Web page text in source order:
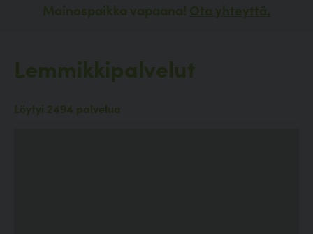
Mainospaikka vapaana! Ota yhteyttä.
Lemmikkipalvelut
Löytyi 2494 palvelua